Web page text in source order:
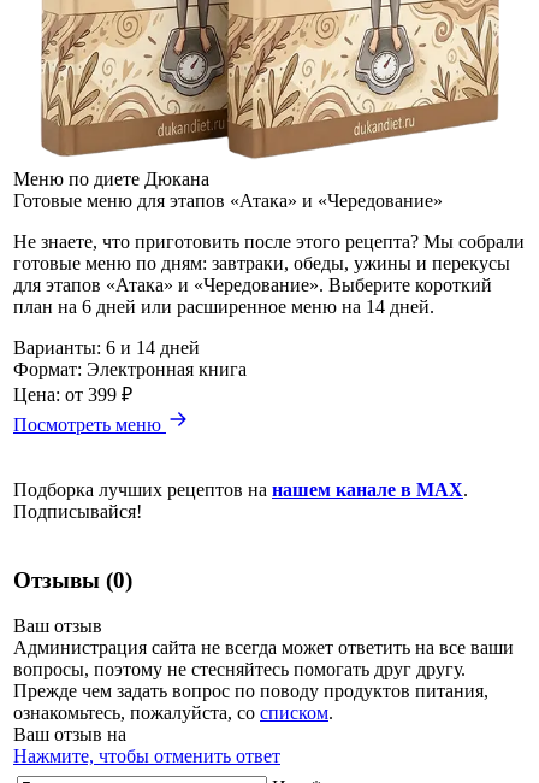
Меню по диете Дюкана
Готовые меню для этапов «Атака» и «Чередование»
Не знаете, что приготовить после этого рецепта? Мы собрали
готовые меню по дням: завтраки, обеды, ужины и перекусы
для этапов «Атака» и «Чередование». Выберите короткий
план на 6 дней или расширенное меню на 14 дней.
Варианты: 6 и 14 дней
Формат: Электронная книга
Цена: от 399 ₽
Посмотреть меню
Подборка лучших рецептов на нашем канале в MAX.
Подписывайся!
Отзывы (0)
Ваш отзыв
Администрация сайта не всегда может ответить на все ваши
вопросы, поэтому не стесняйтесь помогать друг другу.
Прежде чем задать вопрос по поводу продуктов питания,
ознакомьтесь, пожалуйста, со списком.
Ваш отзыв на
Нажмите, чтобы отменить ответ